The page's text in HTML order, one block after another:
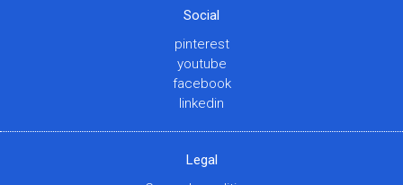
Social
pinterest
youtube
facebook
linkedin
Legal